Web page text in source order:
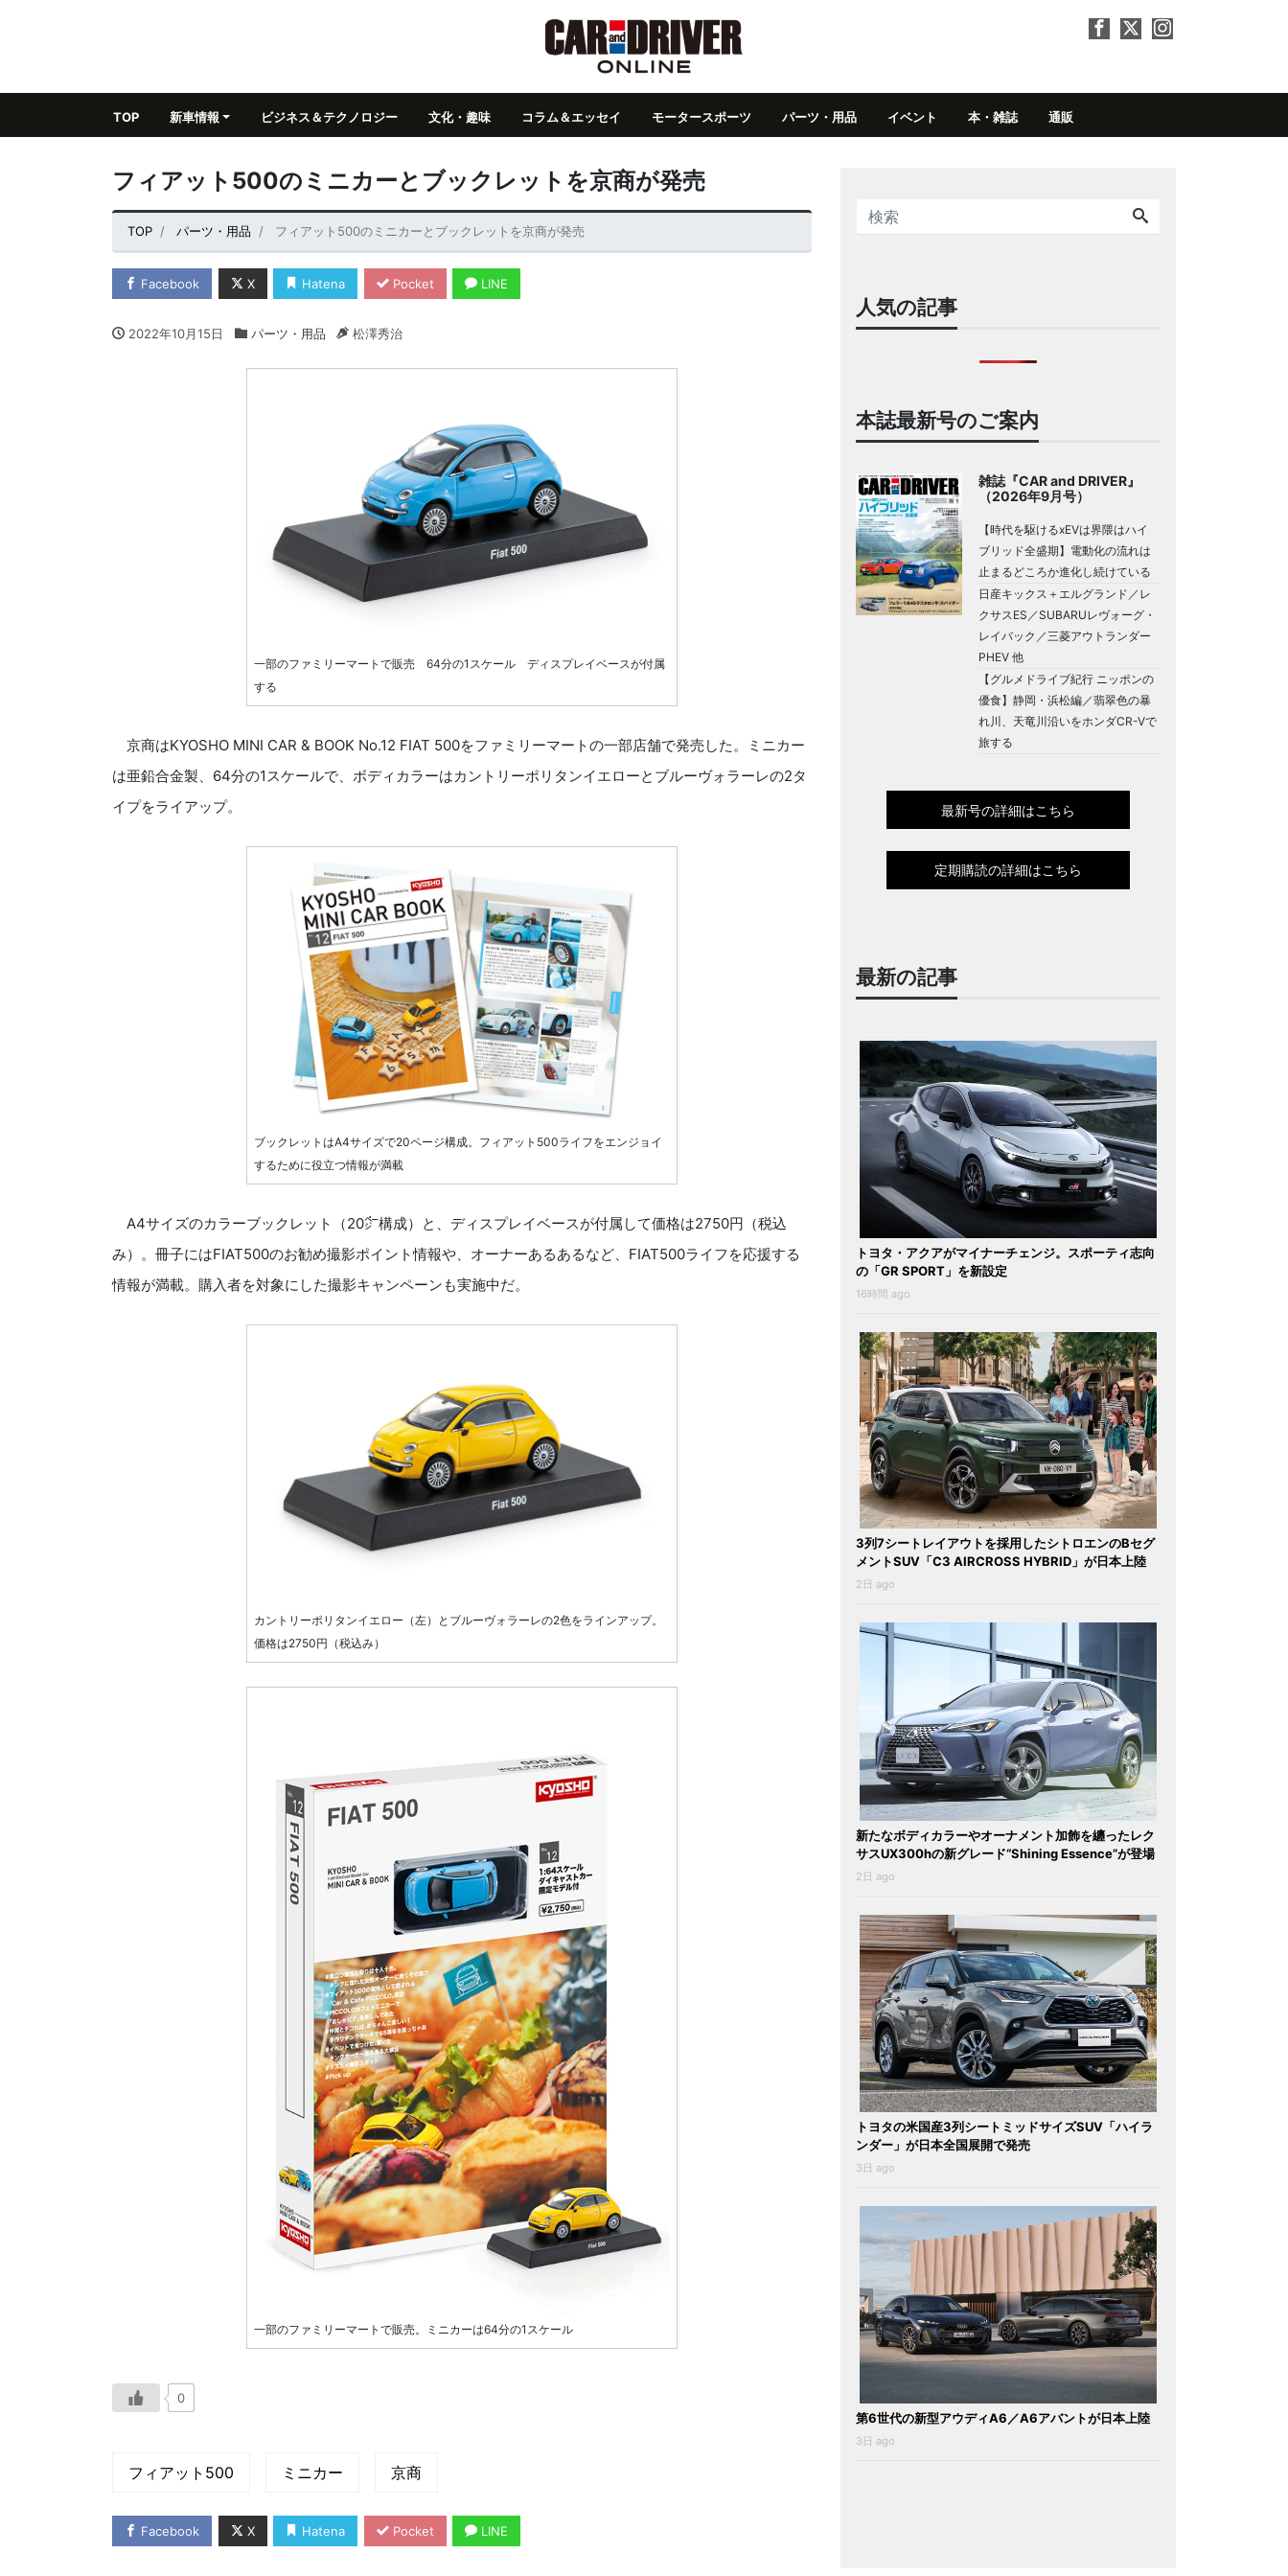
TOP 新車情報 ビジネス＆テクノロジー 文化・趣味 コラム＆エッセイ モータースポーツ パーツ・用品 イベント 本・雑誌 通販
フィアット500のミニカーとブックレットを京商が発売
TOP パーツ・用品 フィアット500のミニカーとブックレットを京商が発売
Facebook X Hatena Pocket LINE
2022年10月15日 パーツ・用品 松澤秀治
一部のファミリーマートで販売 64分の1スケール ディスプレイベースが付属
する
京商はKYOSHO MINI CAR & BOOK No.12 FIAT 500をファミリーマートの一部店舗で発売した。ミニカー
は亜鉛合金製、64分の1スケールで、ボディカラーはカントリーポリタンイエローとブルーヴォラーレの2タ
イプをライアップ。
ブックレットはA4サイズで20ページ構成。フィアット500ライフをエンジョイ
するために役立つ情報が満載
A4サイズのカラーブックレット（20㌻構成）と、ディスプレイベースが付属して価格は2750円（税込
み）。冊子にはFIAT500のお勧め撮影ポイント情報や、オーナーあるあるなど、FIAT500ライフを応援する
情報が満載。購入者を対象にした撮影キャンペーンも実施中だ。
カントリーポリタンイエロー（左）とブルーヴォラーレの2色をラインアップ。
価格は2750円（税込み）
一部のファミリーマートで販売。ミニカーは64分の1スケール
0
フィアット500 ミニカー 京商
Facebook X Hatena Pocket LINE
人気の記事
本誌最新号のご案内
雑誌『CAR and DRIVER』
（2026年9月号）
【時代を駆けるxEVは界隈はハイ
ブリッド全盛期】電動化の流れは
止まるどころか進化し続けている
日産キックス＋エルグランド／レ
クサスES／SUBARUレヴォーグ・
レイバック／三菱アウトランダー
PHEV 他
【グルメドライブ紀行 ニッポンの
優食】静岡・浜松編／翡翠色の暴
れ川、天竜川沿いをホンダCR-Vで
旅する
最新号の詳細はこちら
定期購読の詳細はこちら
最新の記事
トヨタ・アクアがマイナーチェンジ。スポーティ志向
の「GR SPORT」を新設定
16時間 ago
3列7シートレイアウトを採用したシトロエンのBセグ
メントSUV「C3 AIRCROSS HYBRID」が日本上陸
2日 ago
新たなボディカラーやオーナメント加飾を纏ったレク
サスUX300hの新グレード“Shining Essence”が登場
2日 ago
トヨタの米国産3列シートミッドサイズSUV「ハイラ
ンダー」が日本全国展開で発売
3日 ago
第6世代の新型アウディA6／A6アバントが日本上陸
3日 ago